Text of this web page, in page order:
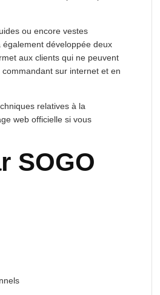
ou encore vestes
développée deux
aux clients qui ne peuvent
sur internet et en
relatives à la
web officielle si vous
SOGO